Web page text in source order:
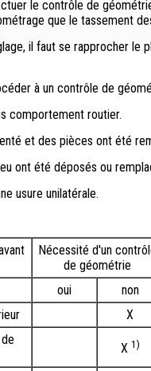
le contrôle de
que le tassement
il faut se rapprocher le
à un contrôle de
comportement routier.
et des pièces ont été
ont été déposés ou
usure unilatérale.
Nécessité d'un
de géométrie
oui
non
X
X 1)